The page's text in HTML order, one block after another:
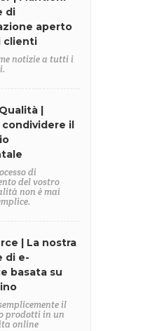
di
aperto
clienti
notizie a tutti i
|
condividere il
di
del vostro
non è mai
| La nostra
di e-
basata su
il
prodotti in un
online